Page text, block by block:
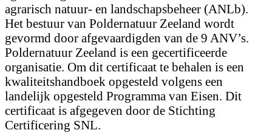
agrarisch natuur- en landschapsbeheer (ANLb).
Het bestuur van Poldernatuur Zeeland wordt
gevormd door afgevaardigden van de 9 ANV’s.
Poldernatuur Zeeland is een gecertificeerde
organisatie. Om dit certificaat te behalen is een
kwaliteitshandboek opgesteld volgens een
landelijk opgesteld Programma van Eisen. Dit
certificaat is afgegeven door de Stichting
Certificering SNL.